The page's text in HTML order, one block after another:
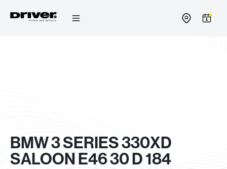
BMW 3 SERIES 330XD
SALOON E46 30 D 184